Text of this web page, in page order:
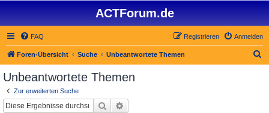
ACTForum.de
FAQ Anmelden
Registrieren
Foren-Übersicht Suche Unbeantwortete Themen
Unbeantwortete Themen
Zur erweiterten Suche
Suche